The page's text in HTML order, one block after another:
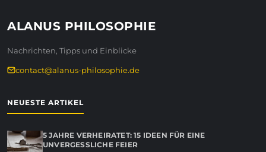
ALANUS PHILOSOPHIE
Nachrichten, Tipps und Einblicke
contact@alanus-philosophie.de
NEUESTE ARTIKEL
5 JAHRE VERHEIRATET: 15 IDEEN FÜR EINE
UNVERGESSLICHE FEIER